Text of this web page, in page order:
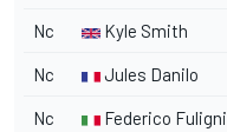
Nc Kyle Smith
Nc Jules Danilo
Nc Federico Fuligni